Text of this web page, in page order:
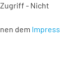
- Nicht
dem Impress